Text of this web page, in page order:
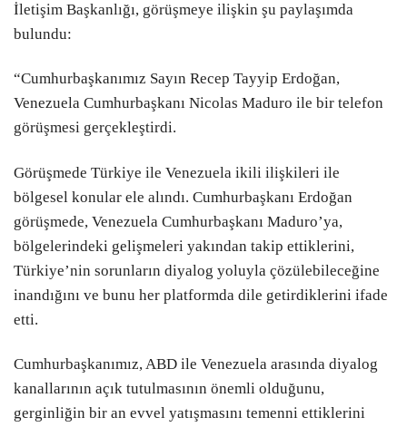
İletişim Başkanlığı, görüşmeye ilişkin şu paylaşımda
bulundu:
“Cumhurbaşkanımız Sayın Recep Tayyip Erdoğan,
Venezuela Cumhurbaşkanı Nicolas Maduro ile bir telefon
görüşmesi gerçekleştirdi.
Görüşmede Türkiye ile Venezuela ikili ilişkileri ile
bölgesel konular ele alındı. Cumhurbaşkanı Erdoğan
görüşmede, Venezuela Cumhurbaşkanı Maduro’ya,
bölgelerindeki gelişmeleri yakından takip ettiklerini,
Türkiye’nin sorunların diyalog yoluyla çözülebileceğine
inandığını ve bunu her platformda dile getirdiklerini ifade
etti.
Cumhurbaşkanımız, ABD ile Venezuela arasında diyalog
kanallarının açık tutulmasının önemli olduğunu,
gerginliğin bir an evvel yatışmasını temenni ettiklerini